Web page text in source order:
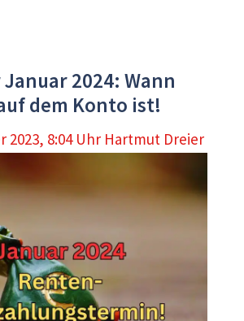
2024: Wann
dem Konto ist!
2023, 8:04 Uhr Hartmut Dreier